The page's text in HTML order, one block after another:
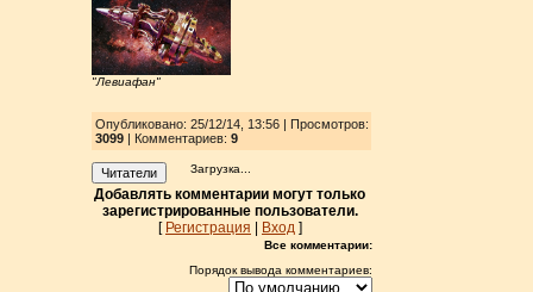
"Левиафан"
Опубликовано: 25/12/14, 13:56 | Просмотров:
3099| Комментариев: 9
Читатели Загрузка...
Добавлять комментарии могут только
зарегистрированные пользователи.
[ Регистрация Вход]
Все комментарии:
Порядок вывода комментариев: